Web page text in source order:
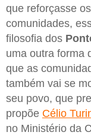
que reforçasse
comunidades,
filosofia dos
uma outra forma
que as
também vai se
seu povo, que
propõe Célio
no Ministério da